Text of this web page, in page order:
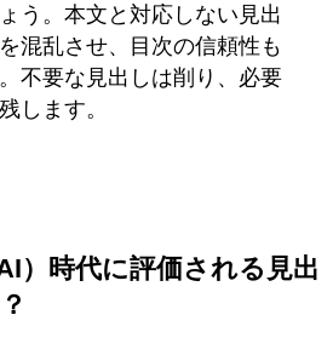
う。本文と対応しない見出
混乱させ、目次の信頼性も
不要な見出しは削り、必要
します。
）時代に評価される見出